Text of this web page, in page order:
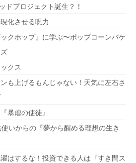
ドプロジェクト誕生？！
化させる呪力
クホップ』に学ぶ〜ポップコーンバケ
クス
も上げるもんじゃない！天気に左右さ
暴虐の使徒』
いからの『夢から醒める理想の生き
はするな！投資できる人は『すき間ス